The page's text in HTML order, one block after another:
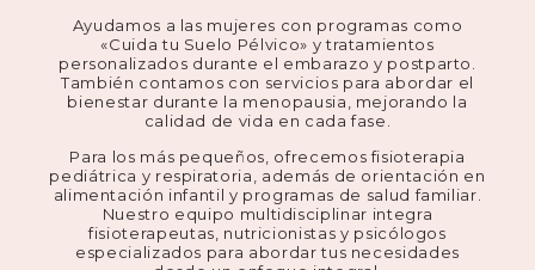
Ayudamos a las mujeres con programas como
«Cuida tu Suelo Pélvico» y tratamientos
personalizados durante el embarazo y postparto.
También contamos con servicios para abordar el
bienestar durante la menopausia, mejorando la
calidad de vida en cada fase.
Para los más pequeños, ofrecemos fisioterapia
pediátrica y respiratoria, además de orientación en
alimentación infantil y programas de salud familiar.
Nuestro equipo multidisciplinar integra
fisioterapeutas, nutricionistas y psicólogos
especializados para abordar tus necesidades